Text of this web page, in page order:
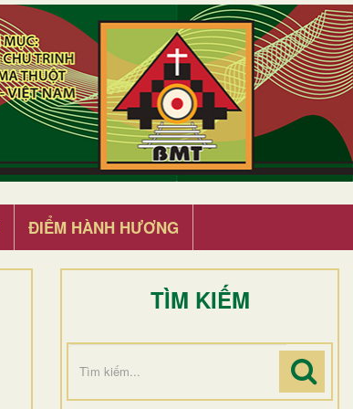
ĐIỂM HÀNH HƯƠNG
TÌM KIẾM